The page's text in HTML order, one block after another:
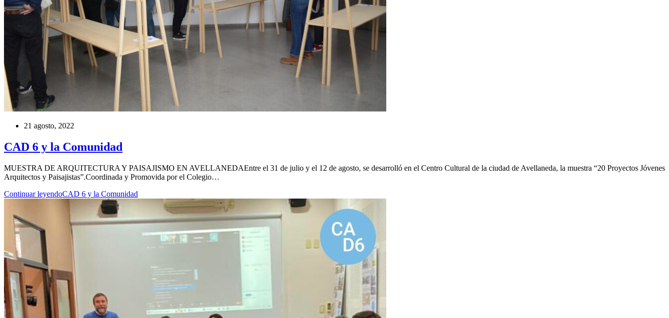
21 agosto, 2022
CAD 6 y la Comunidad
MUESTRA DE ARQUITECTURA Y PAISAJISMO EN AVELLANEDAEntre el 31 de julio y el 12 de agosto, se desarrolló en el Centro Cultural de la ciudad de Avellaneda, la muestra “20 Proyectos Jóvenes
Arquitectos y Paisajistas”.Coordinada y Promovida por el Colegio…
Continuar leyendoCAD 6 y la Comunidad